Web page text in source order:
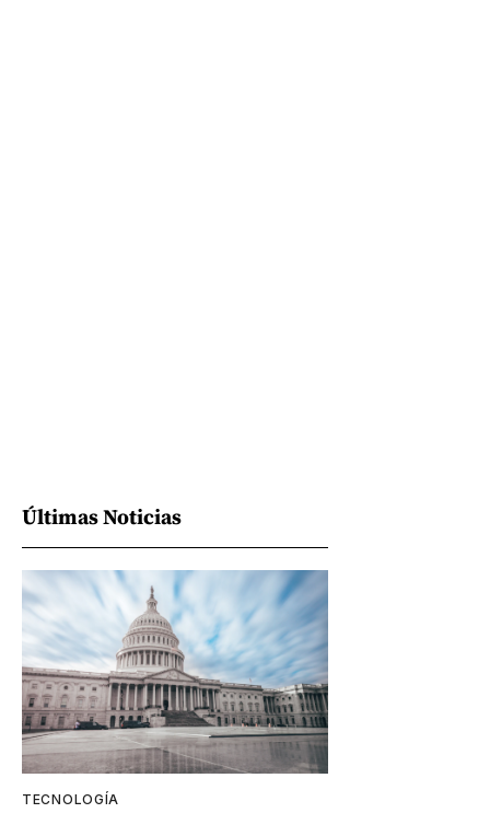
Últimas Noticias
TECNOLOGÍA